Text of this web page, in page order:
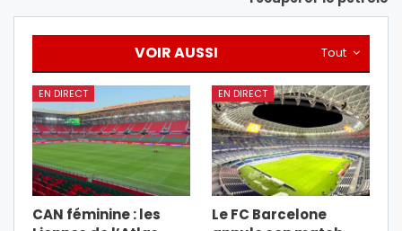
Tout
VOIR AUSSI
EN DIRECT
CAN féminine : les
EN DIRECT
Le FC Barcelone